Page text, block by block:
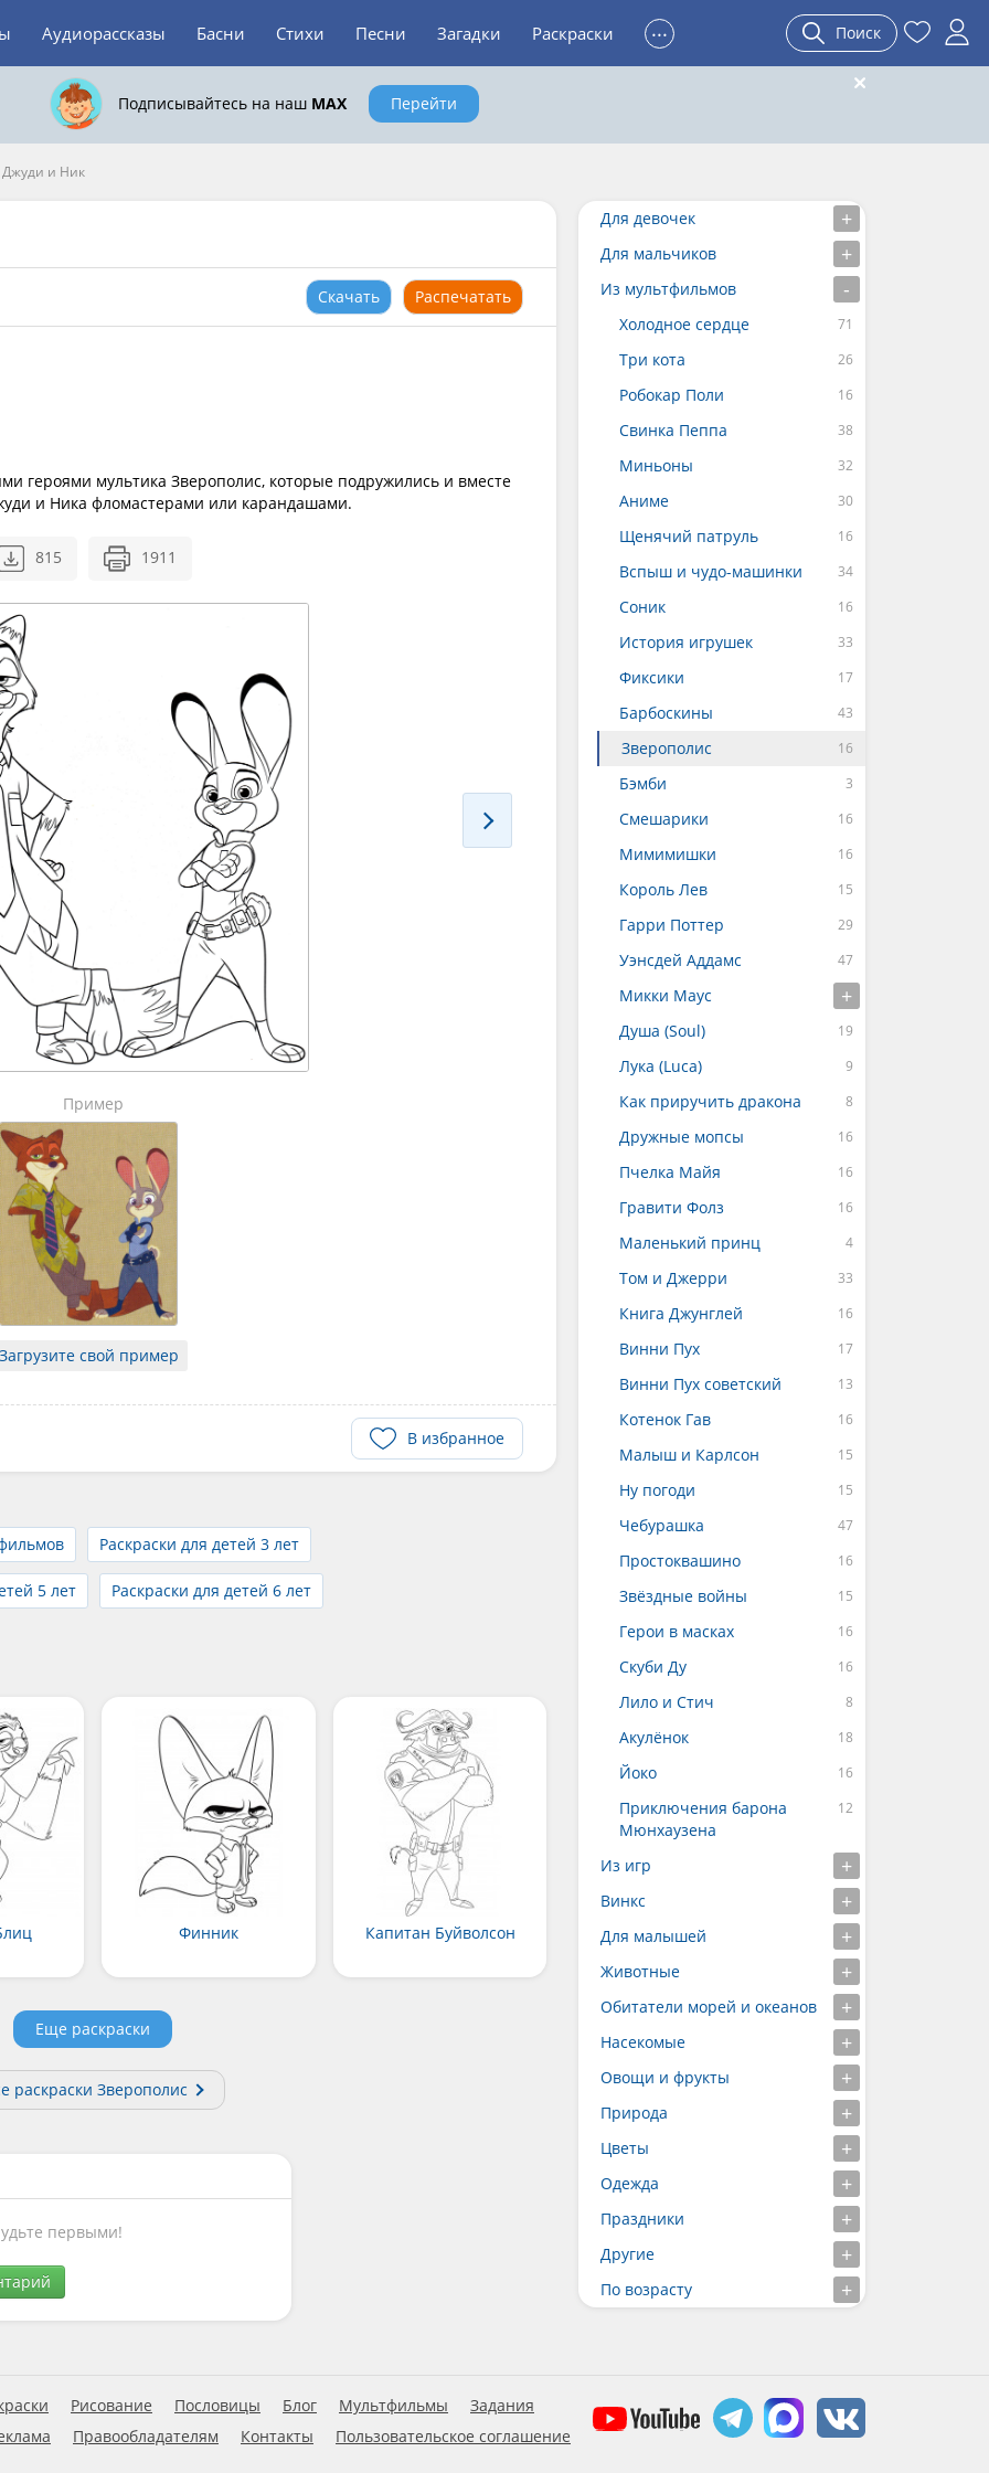
Аудиорассказы Басни Стихи Песни Загадки Раскраски ... Поиск
Подписывайтесь на наш MAX Перейти
Джуди и Ник
Скачать Распечатать
героями мультика Зверополис, которые подружились и вместе
и Ника фломастерами или карандашами.
815 1911
Пример
свой пример
В избранное
Раскраски для детей 3 лет
5 лет Раскраски для детей 6 лет
Финник Капитан Буйволсон
Еще раскраски
раскраски Зверополис
первыми!
Для девочек
Для мальчиков
Из мультфильмов
Холодное сердце
Три кота
Робокар Поли
Свинка Пеппа
Миньоны
Аниме
Щенячий патруль
Вспыш и чудо-машинки
Соник
История игрушек
Фиксики
Барбоскины
Зверополис
Бэмби
Смешарики
Мимимишки
Король Лев
Гарри Поттер
Уэнсдей Аддамс
Микки Маус
Душа (Soul)
Лука (Luca)
Как приручить дракона
Дружные мопсы
Пчелка Майя
Гравити Фолз
Маленький принц
Том и Джерри
Книга Джунглей
Винни Пух
Винни Пух советский
Котенок Гав
Малыш и Карлсон
Ну погоди
Чебурашка
Простоквашино
Звёздные войны
Герои в масках
Скуби Ду
Лило и Стич
Акулёнок
Йоко
Приключения барона
Мюнхаузена
Из игр
Винкс
Для малышей
Животные
Обитатели морей и океанов
Насекомые
Овощи и фрукты
Природа
Цветы
Одежда
Праздники
Другие
По возрасту
Рисование Пословицы Блог Мультфильмы
Задания
Правообладателям Контакты Пользовательское соглашение